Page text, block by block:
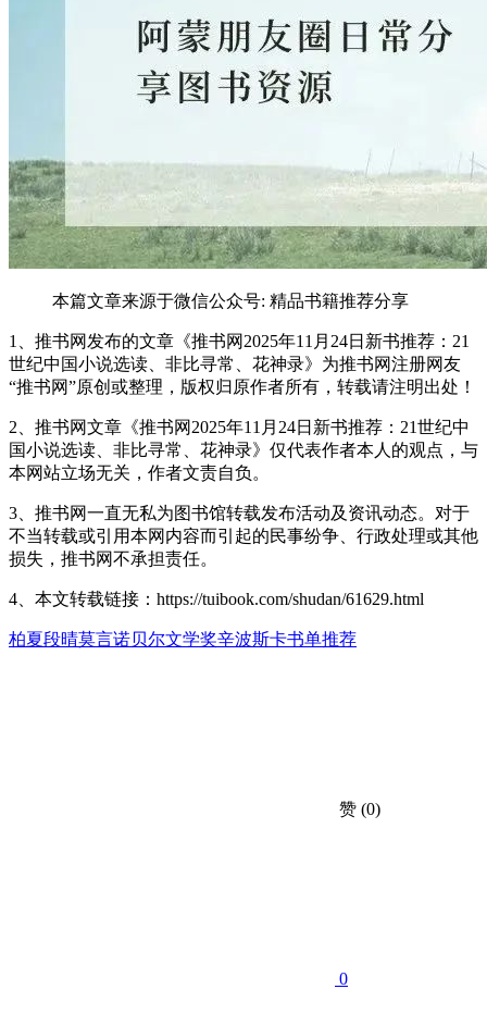
本篇文章来源于微信公众号: 精品书籍推荐分享
1、推书网发布的文章《推书网2025年11月24日新书推荐：21
世纪中国小说选读、非比寻常、花神录》为推书网注册网友
“推书网”原创或整理，版权归原作者所有，转载请注明出处！
2、推书网文章《推书网2025年11月24日新书推荐：21世纪中
国小说选读、非比寻常、花神录》仅代表作者本人的观点，与
本网站立场无关，作者文责自负。
3、推书网一直无私为图书馆转载发布活动及资讯动态。对于
不当转载或引用本网内容而引起的民事纷争、行政处理或其他
损失，推书网不承担责任。
4、本文转载链接：https://tuibook.com/shudan/61629.html
柏夏段晴莫言诺贝尔文学奖辛波斯卡书单推荐
赞 (0)
0